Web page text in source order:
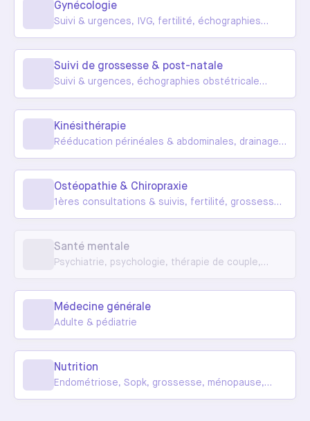
Gynécologie
Suivi & urgences, IVG, fertilité, échographies
gynécos, colposcopie, ...
Suivi de grossesse & post-natale
Suivi & urgences, échographies obstétricales,
préparation à l'accouchement
Kinésithérapie
Rééducation périnéales & abdominales, drainages,
nourrisson
Ostéopathie & Chiropraxie
1ères consultations & suivis, fertilité, grossesse,
post-partum, pédiatrie
Santé mentale
Psychiatrie, psychologie, thérapie de couple,
Médecine générale
Adulte & pédiatrie
Nutrition
Endométriose, Sopk, grossesse, ménopause,
diabète, obésité, ...